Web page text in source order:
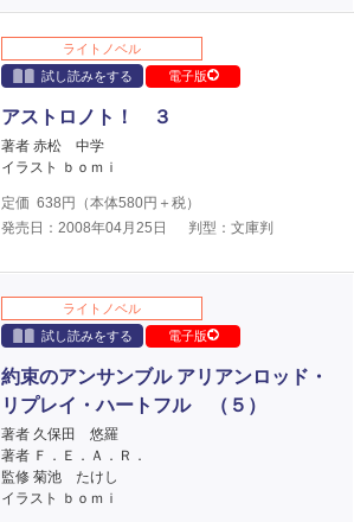
ライトノベル
試し読みをする
電子版
アストロノト！ ３
著者 赤松 中学
イラスト ｂｏｍｉ
定価 638 円（本体580円＋税）
発売日：2008年04月25日
判型：文庫判
ライトノベル
試し読みをする
電子版
約束のアンサンブル アリアンロッド・
リプレイ・ハートフル （５）
著者 久保田 悠羅
著者 Ｆ．Ｅ．Ａ．Ｒ．
監修 菊池 たけし
イラスト ｂｏｍｉ